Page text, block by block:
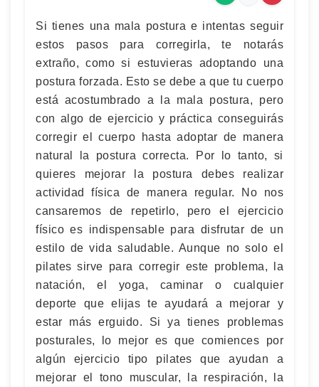
Si tienes una mala postura e intentas seguir
estos pasos para corregirla, te notarás
extraño, como si estuvieras adoptando una
postura forzada. Esto se debe a que tu cuerpo
está acostumbrado a la mala postura, pero
con algo de ejercicio y práctica conseguirás
corregir el cuerpo hasta adoptar de manera
natural la postura correcta. Por lo tanto, si
quieres mejorar la postura debes realizar
actividad física de manera regular. No nos
cansaremos de repetirlo, pero el ejercicio
físico es indispensable para disfrutar de un
estilo de vida saludable. Aunque no solo el
pilates sirve para corregir este problema, la
natación, el yoga, caminar o cualquier
deporte que elijas te ayudará a mejorar y
estar más erguido. Si ya tienes problemas
posturales, lo mejor es que comiences por
algún ejercicio tipo pilates que ayudan a
mejorar el tono muscular, la respiración, la